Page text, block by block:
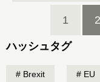
1 2
ハッシュタグ
Brexit EU